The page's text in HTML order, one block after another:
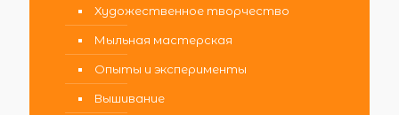
Художественное творчество
Мыльная мастерская
Опыты и эксперименты
Вышивание